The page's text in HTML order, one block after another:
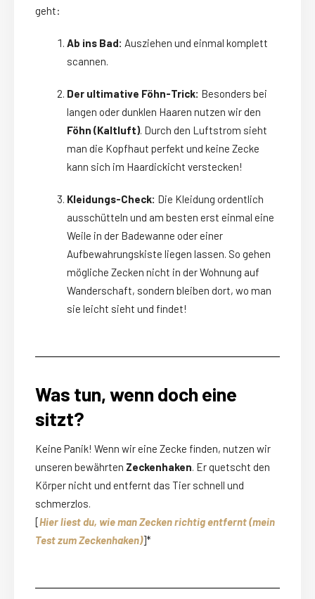
geht:
Ab ins Bad: Ausziehen und einmal komplett
scannen.
Der ultimative Föhn-Trick: Besonders bei
langen oder dunklen Haaren nutzen wir den
Föhn (Kaltluft). Durch den Luftstrom sieht
man die Kopfhaut perfekt und keine Zecke
kann sich im Haardickicht verstecken!
Kleidungs-Check: Die Kleidung ordentlich
ausschütteln und am besten erst einmal eine
Weile in der Badewanne oder einer
Aufbewahrungskiste liegen lassen. So gehen
mögliche Zecken nicht in der Wohnung auf
Wanderschaft, sondern bleiben dort, wo man
sie leicht sieht und findet!
Was tun, wenn doch eine
sitzt?
Keine Panik! Wenn wir eine Zecke finden, nutzen wir
unseren bewährten Zeckenhaken. Er quetscht den
Körper nicht und entfernt das Tier schnell und
schmerzlos.
[Hier liest du, wie man Zecken richtig entfernt (mein
Test zum Zeckenhaken)]*